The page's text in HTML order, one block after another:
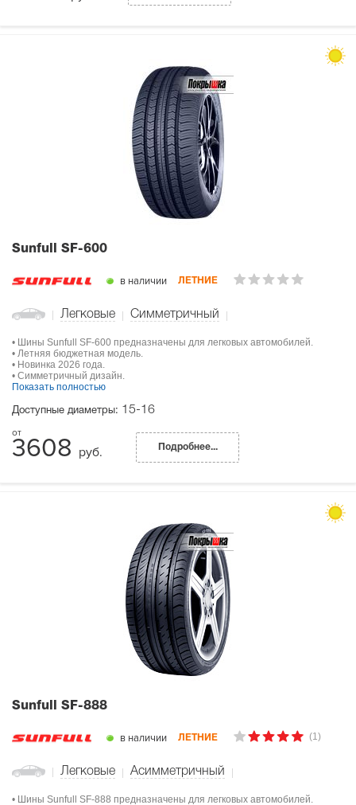
Sunfull SF-600
в наличии ЛЕТНИЕ
Легковые Симметричный
• Шины Sunfull SF-600 предназначены для легковых автомобилей.
• Летняя бюджетная модель.
• Новинка 2026 года.
• Симметричный дизайн.
Показать полностью
Доступные диаметры: 15-16
3608 руб. Подробнее...
Sunfull SF-888
в наличии ЛЕТНИЕ (1)
Легковые Асимметричный
• Шины Sunfull SF-888 предназначены для легковых автомобилей.